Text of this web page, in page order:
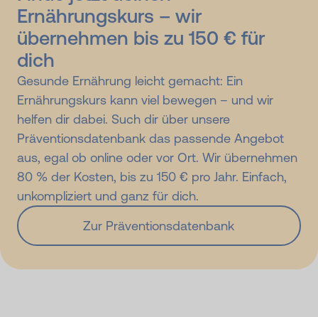
Ernährungskurs – wir
übernehmen bis zu 150 € für
dich
Gesunde Ernährung leicht gemacht: Ein
Ernährungskurs kann viel bewegen – und wir
helfen dir dabei. Such dir über unsere
Präventionsdatenbank das passende Angebot
aus, egal ob online oder vor Ort. Wir übernehmen
80 % der Kosten, bis zu 150 € pro Jahr. Einfach,
unkompliziert und ganz für dich.
Zur Präventionsdatenbank